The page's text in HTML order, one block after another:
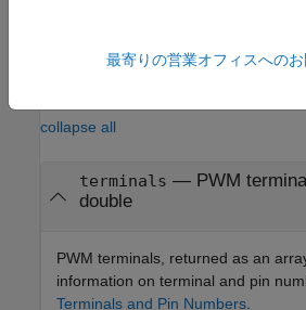
collapse all
terminals — PWM
double
PWM terminals, returned as an
information on terminal and pin
Terminals and Pin Numbers.
最寄りの営業オフィスへの